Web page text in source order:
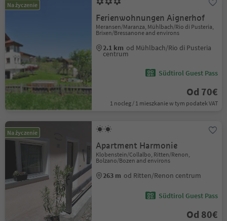
Na życzenie
Ferienwohnungen Aignerhof
Meransen/Maranza, Mühlbach/Rio di Pusteria,
Brixen/Bressanone and environs
2.1 km od Mühlbach/Rio di Pusteria
centrum
Südtirol Guest Pass
Od 70€
1 nocleg / 1 mieszkanie w tym podatek VAT
Na życzenie
Apartment Harmonie
Klobenstein/Collalbo, Ritten/Renon,
Bolzano/Bozen and environs
263 m od Ritten/Renon centrum
Südtirol Guest Pass
Od 80€